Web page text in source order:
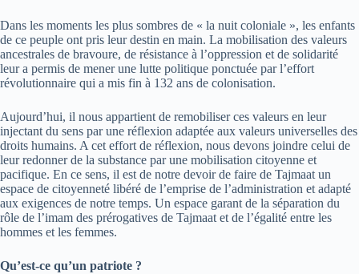
Dans les moments les plus sombres de « la nuit coloniale », les enfants
de ce peuple ont pris leur destin en main. La mobilisation des valeurs
ancestrales de bravoure, de résistance à l’oppression et de solidarité
leur a permis de mener une lutte politique ponctuée par l’effort
révolutionnaire qui a mis fin à 132 ans de colonisation.
Aujourd’hui, il nous appartient de remobiliser ces valeurs en leur
injectant du sens par une réflexion adaptée aux valeurs universelles des
droits humains. A cet effort de réflexion, nous devons joindre celui de
leur redonner de la substance par une mobilisation citoyenne et
pacifique. En ce sens, il est de notre devoir de faire de Tajmaat un
espace de citoyenneté libéré de l’emprise de l’administration et adapté
aux exigences de notre temps. Un espace garant de la séparation du
rôle de l’imam des prérogatives de Tajmaat et de l’égalité entre les
hommes et les femmes.
Qu’est-ce qu’un patriote ?